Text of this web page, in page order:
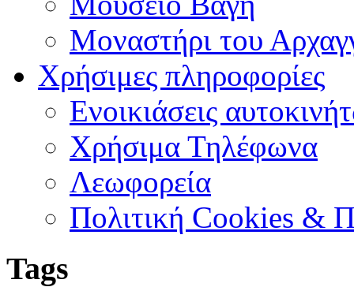
Μοναστήρι του
Χρήσιμες πληροφορίες
Ενοικιάσεις
Χρήσιμα Τηλέφωνα
Λεωφορεία
Πολιτική Cookies &
Tags